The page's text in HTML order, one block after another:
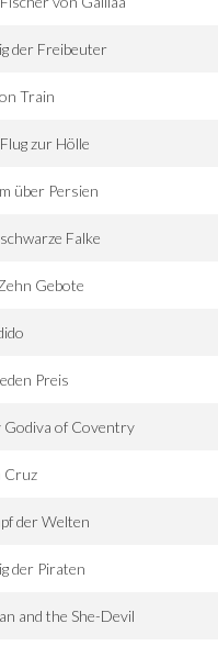
der Freibeuter
Train
zur Hölle
über Persien
Falke
Gebote
Preis
Godiva of Coventry
Cruz
der Welten
der Piraten
and the She-Devil